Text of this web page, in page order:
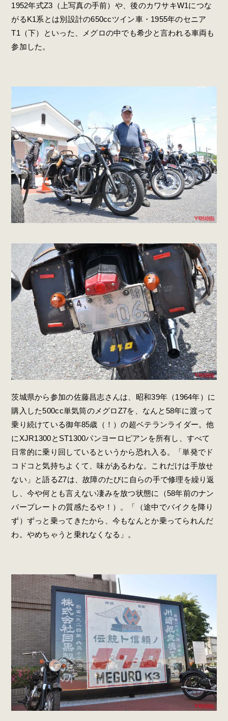
1952年式Z3（上写真の手前）や、後のカワサキW1につな
がるK1系とは別設計の650ccツイン車・1955年のセニア
T1（下）といった、メグロの中でも希少と言われる車両も
参加した。
茨城県から参加の佐藤昌志さんは、昭和39年（1964年）に
購入した500cc単気筒のメグロZ7を、なんと58年に渡って
乗り続けている御年85歳（！）の超ベテランライダー。他
にXJR1300とST1300パンヨーロピアンを所有し、すべて
日常的に乗り回しているというから恐れ入る。「単発でド
コドコと気持ちよくて、味があるわな。これだけは手放せ
ない」と語るZ7は、故障のたびに自らの手で修理を繰り返
し、今や何とも言えない凄みを放つ状態に（58年前のナン
バープレートの質感たるや！）。「（途中でバイクを降り
ず）ずっと乗ってきたから、今もなんとか乗ってられんだ
わ。やめちゃうと乗れなくなる」。